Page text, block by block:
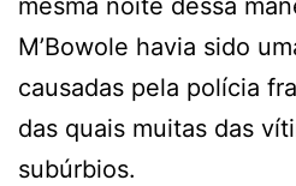
mesma noite dessa
M’Bowole havia sido
causadas pela polícia
das quais muitas das
subúrbios.